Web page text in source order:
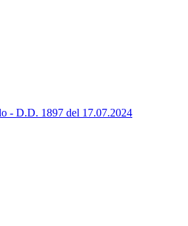
- D.D. 1897 del 17.07.2024